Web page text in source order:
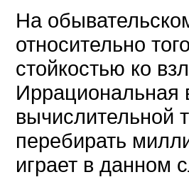
На
относительно
стойкостью ко
Иррациональная
вычислительной
перебирать
играет в данном